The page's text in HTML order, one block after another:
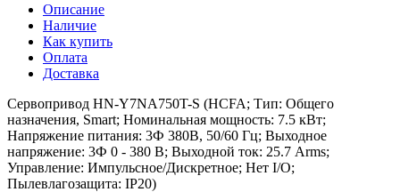
Описание
Наличие
Как купить
Оплата
Доставка
Сервопривод HN-Y7NA750T-S (HCFA; Тип: Общего
назначения, Smart; Номинальная мощность: 7.5 кВт;
Напряжение питания: 3Ф 380В, 50/60 Гц; Выходное
напряжение: 3Ф 0 - 380 В; Выходной ток: 25.7 Arms;
Управление: Импульсное/Дискретное; Нет I/O;
Пылевлагозащита: IP20)